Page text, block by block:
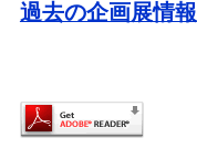
過去の企画展情報